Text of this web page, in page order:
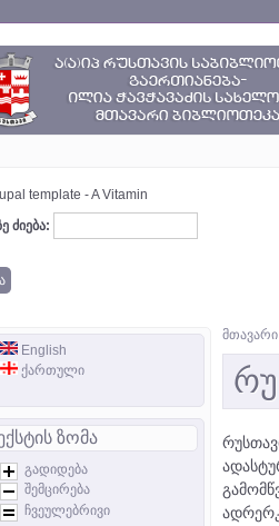
ძიება:
English
ქართული
ზომა
გადიდება
შემცირება
ჩვეულებრივი
მთავარი